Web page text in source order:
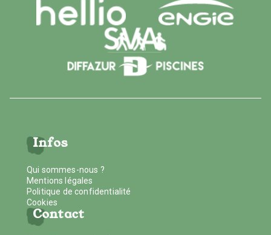
Infos
Qui sommes-nous ?
Mentions légales
Politique de confidentialité
Cookies
Contact